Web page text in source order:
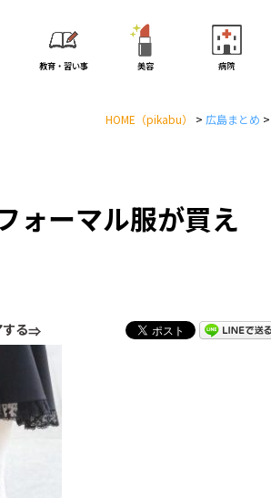
教育・習い事 美容 病院
HOME （pikabu） > 広島まとめ >
ォーマル服が買え
る